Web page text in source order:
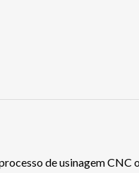
de usinagem CNC